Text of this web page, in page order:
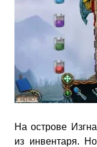
На острове
из инвентаря.